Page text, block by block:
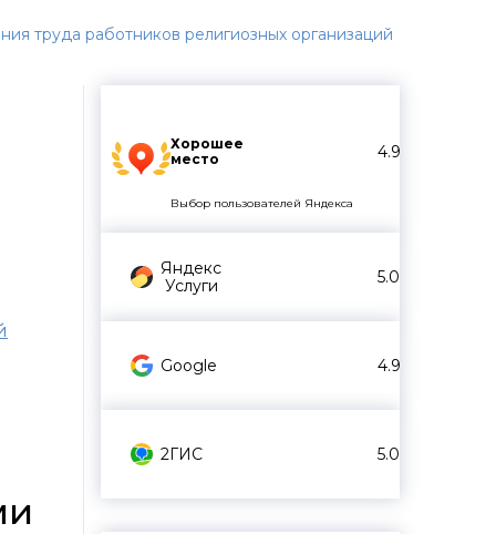
труда работников религиозных организаций
Хорошее
место
4.9
Выбор пользователей Яндекса
Яндекс
Услуги
5.0
Google 4.9
2ГИС 5.0